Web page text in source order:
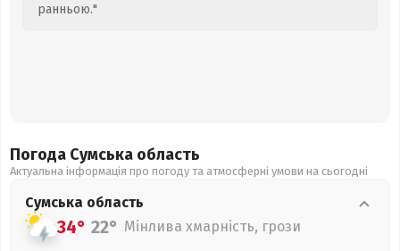
ранньою."
Погода Сумська область
Актуальна інформація про погоду та атмосферні умови на сьогодні
Сумська область
34° 22° Мінлива хмарність, грози